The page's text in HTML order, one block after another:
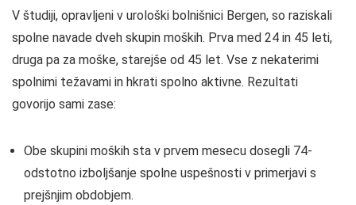
V študiji, opravljeni v urološki bolnišnici Bergen, so raziskali
spolne navade dveh skupin moških. Prva med 24 in 45 leti,
druga pa za moške, starejše od 45 let. Vse z nekaterimi
spolnimi težavami in hkrati spolno aktivne. Rezultati
govorijo sami zase:
Obe skupini moških sta v prvem mesecu dosegli 74-
odstotno izboljšanje spolne uspešnosti v primerjavi s
prejšnjim obdobjem.